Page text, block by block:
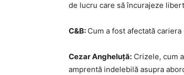
de lucru care să încurajeze
C&B: Cum a fost afectată
Cezar Angheluță: Crizele, cum
amprentă indelebilă asupra